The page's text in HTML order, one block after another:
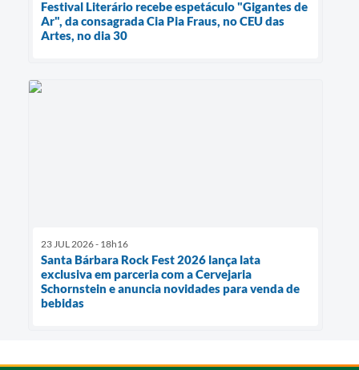
Festival Literário recebe espetáculo "Gigantes de
Ar", da consagrada Cia Pia Fraus, no CEU das
Artes, no dia 30
23 JUL 2026 - 18h16
Santa Bárbara Rock Fest 2026 lança lata
exclusiva em parceria com a Cervejaria
Schornstein e anuncia novidades para venda de
bebidas